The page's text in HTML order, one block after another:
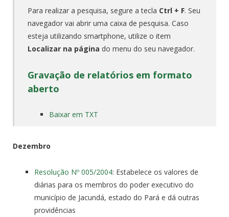
Para realizar a pesquisa, segure a tecla Ctrl + F. Seu
navegador vai abrir uma caixa de pesquisa. Caso
esteja utilizando smartphone, utilize o item
Localizar na página do menu do seu navegador.
Gravação de relatórios em formato
aberto
Baixar em TXT
Dezembro
Resolução Nº 005/2004: Estabelece os valores de
diárias para os membros do poder executivo do
município de Jacundá, estado do Pará e dá outras
providências